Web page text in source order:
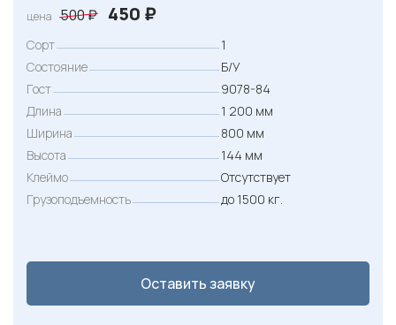
цена 500₽ П
о
н
а
ч
а
450 ₽Т
щ
а
я
ц
е
:
Сорт
1
Состояние
Б/У
Гост
9078-84
Длина
1 200 мм
Ширина
800 мм
Высота
144 мм
Клеймо
Отсутствует
Грузоподъемность
до 1500 кг.
Оставить заявку